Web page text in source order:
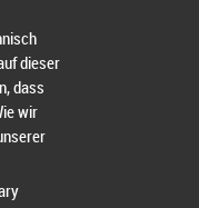
dieser
dass
wir